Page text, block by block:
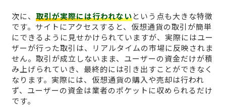
次に、 取引が実際には行われないという点も大きな特徴
です。サイトにアクセスすると、仮想通貨の取引が簡単
にできるように見せかけられていますが、実際にはユー
ザーが行った取引は、リアルタイムの市場に反映されま
せん。取引が成立しないまま、ユーザーの資金だけが積
み上げられていき、最終的には引き出すことができなく
なります。実際には、仮想通貨の購入や売却は行われ
ず、ユーザーの資金は業者のポケットに収められるだけ
です。